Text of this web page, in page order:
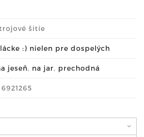
šitie
:) nielen pre dospelých
jeseň, na jar, prechodná